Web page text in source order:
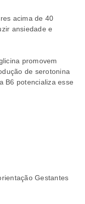
acima de 40
ansiedade e
promovem
de serotonina
B6 potencializa esse
Gestantes